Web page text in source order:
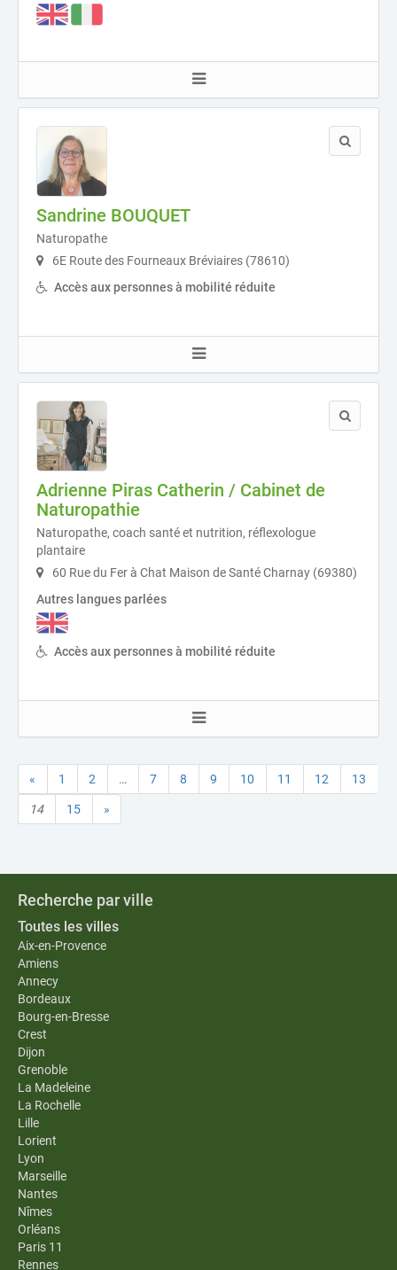
Sandrine BOUQUET
Naturopathe
6E Route des Fourneaux Bréviaires (78610)
Accès aux personnes à mobilité réduite
Adrienne Piras Catherin / Cabinet de
Naturopathie
Naturopathe, coach santé et nutrition, réflexologue
plantaire
60 Rue du Fer à Chat Maison de Santé Charnay (69380)
Autres langues parlées
Accès aux personnes à mobilité réduite
« 1 2 … 7 8 9 10 11 12 13
14 15 »
Recherche par ville
Toutes les villes
Aix-en-Provence
Amiens
Annecy
Bordeaux
Bourg-en-Bresse
Crest
Dijon
Grenoble
La Madeleine
La Rochelle
Lille
Lorient
Lyon
Marseille
Nantes
Nîmes
Orléans
Paris 11
Rennes